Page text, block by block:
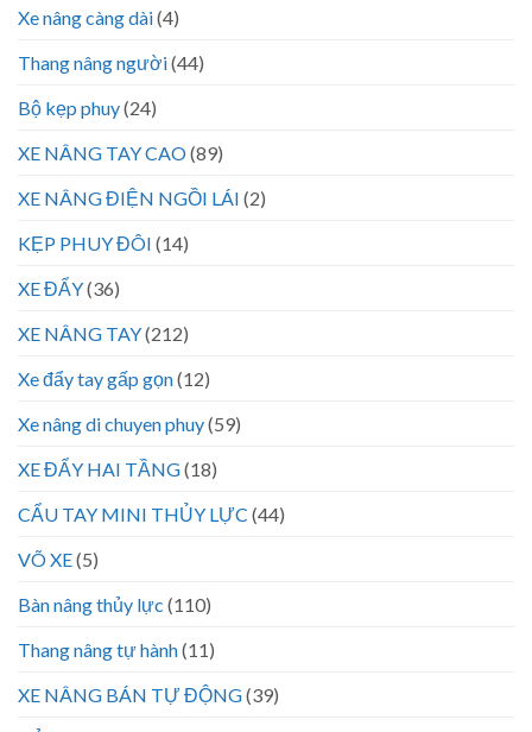
Xe nâng càng dài(4)
Thang nâng người(44)
Bộ kẹp phuy(24)
XE NÂNG TAY CAO(89)
XE NÂNG ĐIỆN NGỒI LÁI (2)
KẸP PHUY ĐÔI (14)
XE ĐẨY(36)
XE NÂNG TAY(212)
Xe đẩy tay gấp gọn(12)
Xe nâng di chuyen phuy(59)
XE ĐẨY HAI TẦNG(18)
CẨU TAY MINI THỦY LỰC (44)
VÕ XE(5)
Bàn nâng thủy lực (110)
Thang nâng tự hành(11)
XE NÂNG BÁN TỰ ĐỘNG(39)